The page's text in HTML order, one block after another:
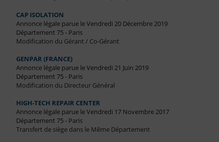
CAP ISOLATION
Annonce légale parue le Vendredi 20 Décembre 2019
Département 75 - Paris
Modification du Gérant / Co-Gérant
GENPAR (FRANCE)
Annonce légale parue le Vendredi 21 Juin 2019
Département 75 - Paris
Modification du Directeur Général
HIGH-TECH REPAIR CENTER
Annonce légale parue le Vendredi 17 Novembre 2017
Département 75 - Paris
Transfert de siège dans le Même Département